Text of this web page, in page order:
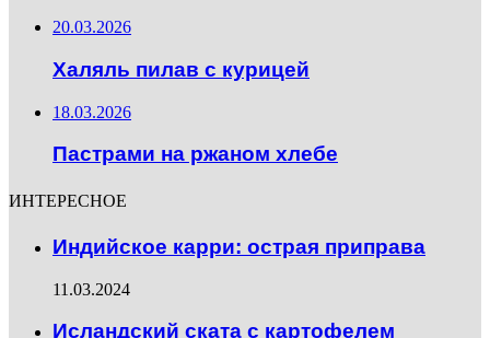
20.03.2026
Халяль пилав с курицей
18.03.2026
Пастрами на ржаном хлебе
ИНТЕРЕСНОЕ
Индийское карри: острая приправа
11.03.2024
Исландский ската с картофелем